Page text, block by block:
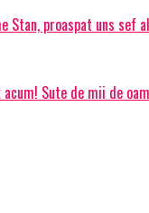
Stan, proaspat uns
Sute de mii de